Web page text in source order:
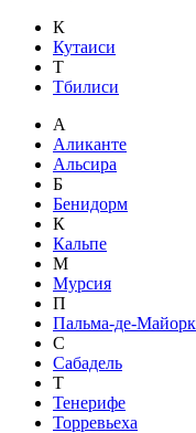
К
Кутаиси
Т
Тбилиси
А
Аликанте
Альсира
Б
Бенидорм
К
Кальпе
М
Мурсия
П
Пальма-де-
С
Сабадель
Т
Тенерифе
Торревьеха